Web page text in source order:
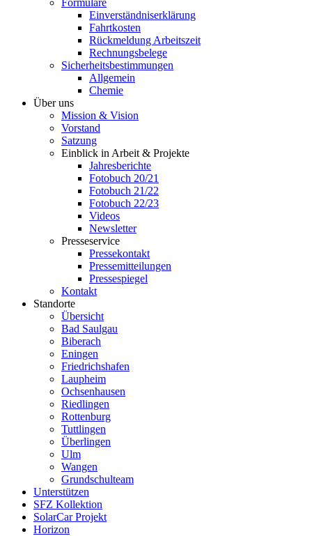
Formulare
Einverständniserklärung
Fahrtkosten
Rückmeldung Arbeitszeit
Rechnungsbelege
Sicherheitsbestimmungen
Allgemein
Chemie
Über uns
Mission & Vision
Vorstand
Satzung
Einblick in Arbeit & Projekte
Jahresberichte
Fotobuch 20/21
Fotobuch 21/22
Fotobuch 22/23
Videos
Newsletter
Presseservice
Pressekontakt
Pressemitteilungen
Pressespiegel
Kontakt
Standorte
Übersicht
Bad Saulgau
Biberach
Eningen
Friedrichshafen
Laupheim
Ochsenhausen
Riedlingen
Rottenburg
Tuttlingen
Überlingen
Ulm
Wangen
Grundschulteam
Unterstützen
SFZ Kollektion
SolarCar Projekt
Horizon